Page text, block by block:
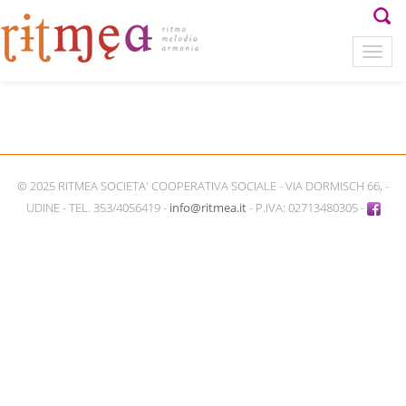
© 2025 RITMEA SOCIETA' COOPERATIVA SOCIALE - VIA DORMISCH 66, -
UDINE - TEL. 353/4056419 - info@ritmea.it- P.IVA: 02713480305 -